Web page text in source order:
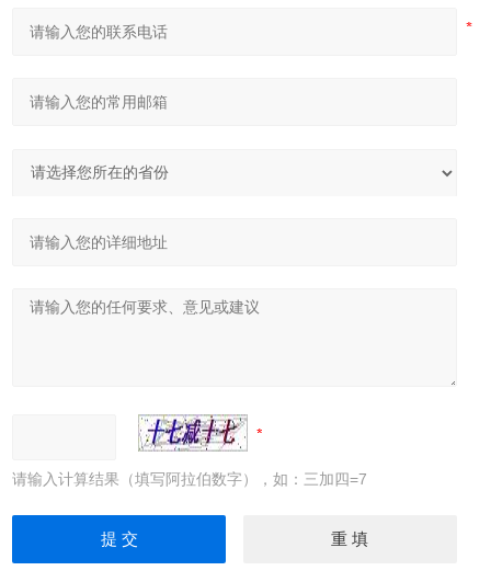
请输入计算结果（填写阿拉伯数字），如：三加四=7